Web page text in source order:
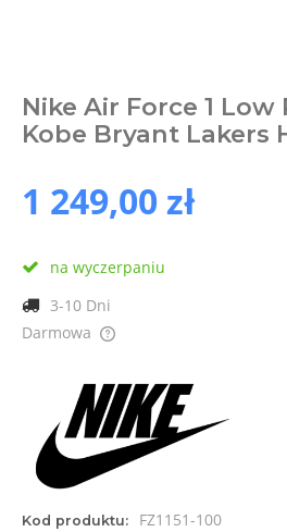
Nike Air Force 1 Low
Kobe Bryant Lakers
1 249,00 zł
na wyczerpaniu
3-10 Dni
Darmowa
Cena nie zawiera ewentualnych kosztów
Kod produktu: FZ1151-100